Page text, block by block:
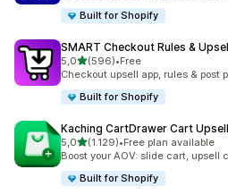
Built for Shopify
SMART Checkout Rules &
5,05 yıldız üzerinden
(596)
toplam 596 değerlendirme
•Free
Checkout upsell app, rules & post
Built for Shopify
Kaching CartDrawer Cart Upsell
5,05 yıldız üzerinden
(1.129)
toplam 1129 değerlendirme
•Free plan available
Boost your AOV: slide cart, upsell
Built for Shopify